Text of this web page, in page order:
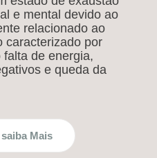
e mental devido ao
relacionado ao
caracterizado por
de energia,
e queda da
saiba Mais